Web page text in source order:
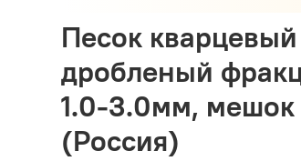
Песок кварцевый
дробленый
1.0-3.0мм, мешок
(Россия)